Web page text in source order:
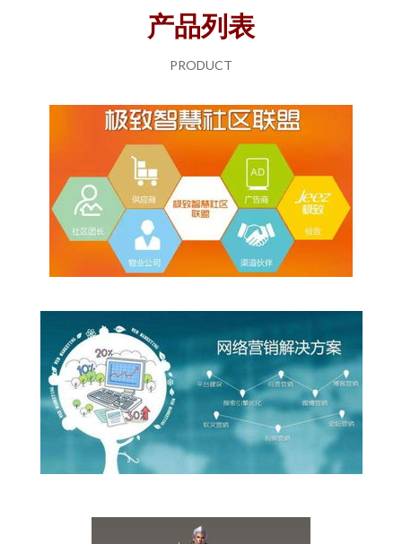
产品列表
PRODUCT